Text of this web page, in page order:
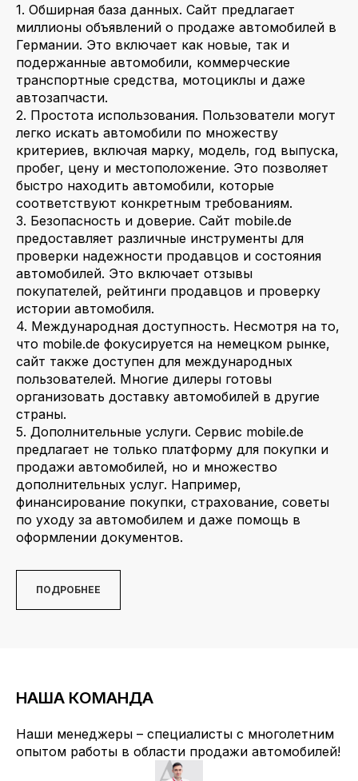
1. Обширная база данных. Сайт предлагает
миллионы объявлений о продаже автомобилей в
Германии. Это включает как новые, так и
подержанные автомобили, коммерческие
транспортные средства, мотоциклы и даже
автозапчасти.
2. Простота использования. Пользователи могут
легко искать автомобили по множеству
критериев, включая марку, модель, год выпуска,
пробег, цену и местоположение. Это позволяет
быстро находить автомобили, которые
соответствуют конкретным требованиям.
3. Безопасность и доверие. Сайт mobile.de
предоставляет различные инструменты для
проверки надежности продавцов и состояния
автомобилей. Это включает отзывы
покупателей, рейтинги продавцов и проверку
истории автомобиля.
4. Международная доступность. Несмотря на то,
что mobile.de фокусируется на немецком рынке,
сайт также доступен для международных
пользователей. Многие дилеры готовы
организовать доставку автомобилей в другие
страны.
5. Дополнительные услуги. Сервис mobile.de
предлагает не только платформу для покупки и
продажи автомобилей, но и множество
дополнительных услуг. Например,
финансирование покупки, страхование, советы
по уходу за автомобилем и даже помощь в
оформлении документов.
ПОДРОБНЕЕ
НАША КОМАНДА
Наши менеджеры – специалисты с многолетним
oпытом работы в области продажи автомобилей!